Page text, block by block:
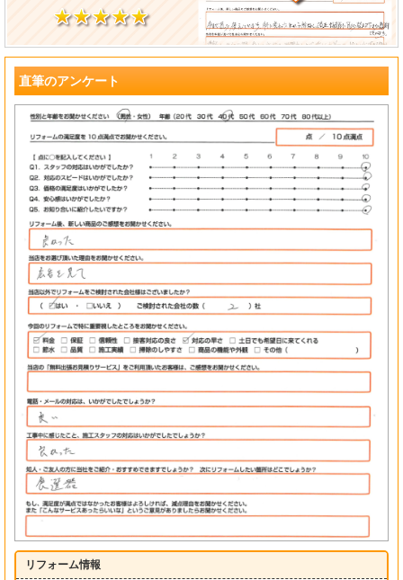
?
直筆のアンケート
リフォーム情報